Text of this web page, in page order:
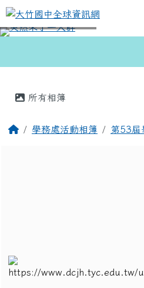
跳至主內容區
大竹國中全球資訊網
所有相簿
回首頁學務處活動相簿 第53屆